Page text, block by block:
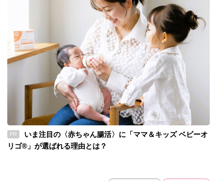
PR
いま注目の〈赤ちゃん腸活〉に「ママ＆キッズ ベビーオ
リゴ®」が選ばれる理由とは？